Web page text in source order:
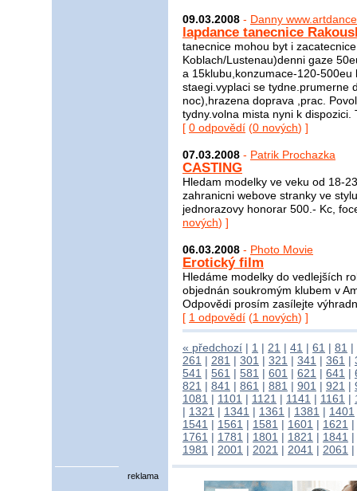
09.03.2008 - Danny
lapdance tanecnice
tanecnice mohou byt i
Koblach/Lustenau)denni gaze
a 15klubu,konzumace-120-
staegi.vyplaci se tydne.prumerne
noc),hrazena doprava ,prac.
tydny.volna mista nyni k
[ 0 odpovědí (0 nových) ]
07.03.2008 - Patrik Prochazka
CASTING
Hledam modelky ve veku od 18-
zahranicni webove stranky ve
jednorazovy honorar 500.- Kc,
nových) ]
06.03.2008 - Photo Movie
Erotický film
Hledáme modelky do vedlejších
objednán soukromým klubem v
Odpovědi prosím zasílejte
[ 1 odpovědí (1 nových) ]
« předchozí | 1 | 21 | 41 | 61 | 81 |
261 | 281 | 301 | 321 | 341 | 361 |
541 | 561 | 581 | 601 | 621 | 641 |
821 | 841 | 861 | 881 | 901 | 921 |
1081 | 1101 | 1121 | 1141 | 1161 |
| 1321 | 1341 | 1361 | 1381 | 1401
1541 | 1561 | 1581 | 1601 | 1621 |
1761 | 1781 | 1801 | 1821 | 1841 |
1981 | 2001 | 2021 | 2041 | 2061 |
reklama